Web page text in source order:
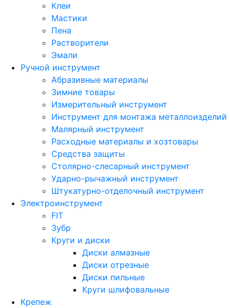
Клеи
Мастики
Пена
Растворители
Эмали
Ручной инструмент
Абразивные материалы
Зимние товары
Измерительный инструмент
Инструмент для монтажа металлоизделий
Малярный инструмент
Расходные материалы и хозтовары
Средства защиты
Столярно-слесарный инструмент
Ударно-рычажный инструмент
Штукатурно-отделочный инструмент
Электроинструмент
FIT
Зубр
Круги и диски
Диски алмазные
Диски отрезные
Диски пильные
Круги шлифовальные
Крепеж